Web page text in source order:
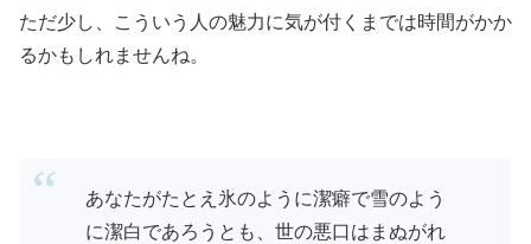
ただ少し、こういう人の魅力に気が付くまでは時間がかか
るかもしれませんね。
あなたがたとえ氷のように潔癖で雪のよう
に潔白であろうとも、世の悪口はまぬがれ